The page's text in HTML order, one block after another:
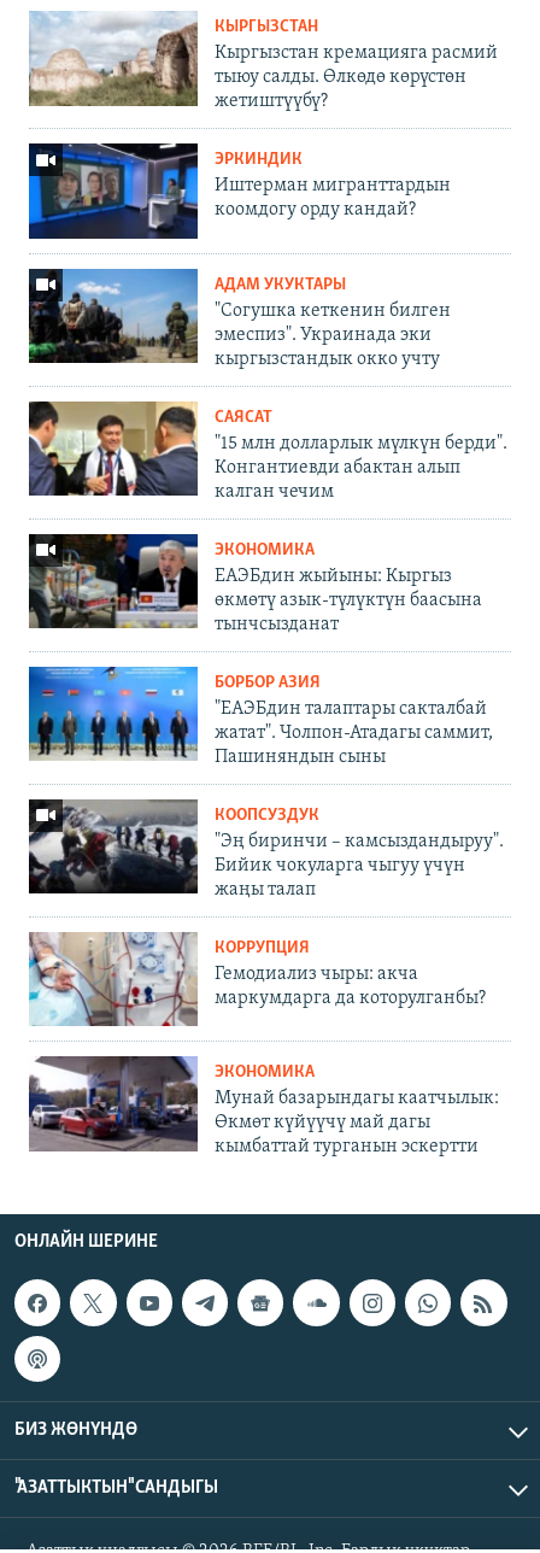
КЫРГЫЗСТАН
Кыргызстан кремацияга расмий
тыюу салды. Өлкөдө көрүстөн
жетиштүүбү?
ЭРКИНДИК
Иштерман мигранттардын
коомдогу орду кандай?
АДАМ УКУКТАРЫ
"Согушка кеткенин билген
эмеспиз". Украинада эки
кыргызстандык окко учту
САЯСАТ
"15 млн долларлык мүлкүн берди".
Конгантиевди абактан алып
калган чечим
ЭКОНОМИКА
ЕАЭБдин жыйыны: Кыргыз
өкмөтү азык-түлүктүн баасына
тынчсызданат
БОРБОР АЗИЯ
"ЕАЭБдин талаптары сакталбай
жатат". Чолпон-Атадагы саммит,
Пашиняндын сыны
КООПСУЗДУК
"Эң биринчи – камсыздандыруу".
Бийик чокуларга чыгуу үчүн
жаңы талап
КОРРУПЦИЯ
Гемодиализ чыры: акча
маркумдарга да которулганбы?
ЭКОНОМИКА
Мунай базарындагы каатчылык:
Өкмөт күйүүчү май дагы
кымбаттай турганын эскертти
ОНЛАЙН ШЕРИНЕ
БИЗ ЖӨНҮНДӨ
"АЗАТТЫКТЫН" САНДЫГЫ